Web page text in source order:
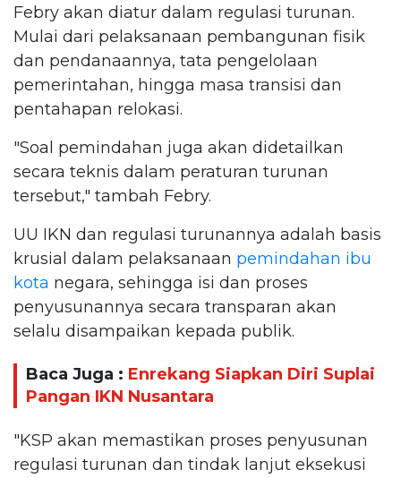
Febry akan diatur dalam regulasi turunan.
Mulai dari pelaksanaan pembangunan fisik
dan pendanaannya, tata pengelolaan
pemerintahan, hingga masa transisi dan
pentahapan relokasi.
"Soal pemindahan juga akan didetailkan
secara teknis dalam peraturan turunan
tersebut," tambah Febry.
UU IKN dan regulasi turunannya adalah basis
krusial dalam pelaksanaan pemindahan ibu
kota negara, sehingga isi dan proses
penyusunannya secara transparan akan
selalu disampaikan kepada publik.
Baca Juga : Enrekang Siapkan Diri Suplai
Pangan IKN Nusantara
"KSP akan memastikan proses penyusunan
regulasi turunan dan tindak lanjut eksekusi